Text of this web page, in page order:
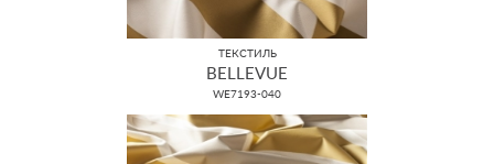
ТЕКСТИЛЬ
BELLEVUE
WE7193-040